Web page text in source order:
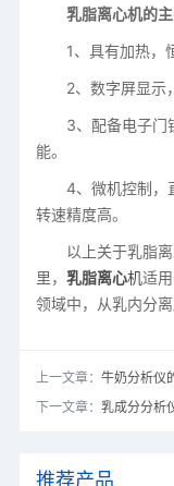
乳脂离心机的主
1、具有加热，恒
2、数字屏显示，
3、配备电子门锁
能。
4、微机控制，直
转速精度高。
以上关于乳脂离
里， 乳脂离心机适
领域中，从乳内分
上一文章： 牛奶分析仪
下一文章： 乳成分分析
推荐产品